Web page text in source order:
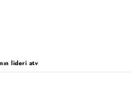
lideri atv